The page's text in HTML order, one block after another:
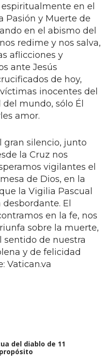
en el
Pasión y Muerte de
en el abismo del
redime y nos salva,
aflicciones y
ante Jesús
de hoy,
inocentes del
mundo, sólo Él
amor.
gran silencio, junto
la Cruz nos
vigilantes el
de Dios, en la
la Vigilia Pascual
El
en la fe, nos
sobre la muerte,
sentido de nuestra
y de felicidad
Vatican.va
del diablo de 11